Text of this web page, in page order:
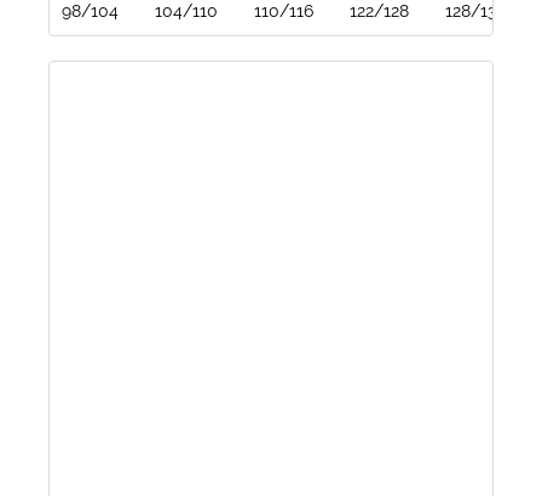
98/104 104/110 110/116 122/128 128/134